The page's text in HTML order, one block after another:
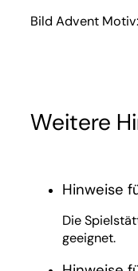
Bild Advent
Weitere
Hinweise
Die
geeignet.